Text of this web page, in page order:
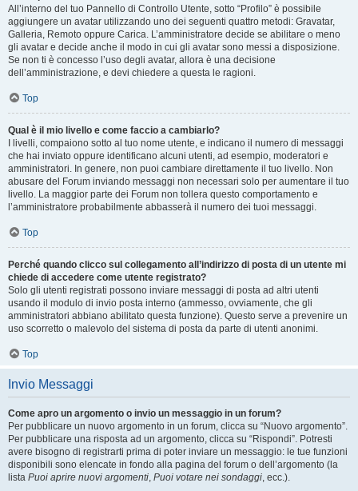
All’interno del tuo Pannello di Controllo Utente, sotto “Profilo” è possibile
aggiungere un avatar utilizzando uno dei seguenti quattro metodi: Gravatar,
Galleria, Remoto oppure Carica. L’amministratore decide se abilitare o meno
gli avatar e decide anche il modo in cui gli avatar sono messi a disposizione.
Se non ti è concesso l’uso degli avatar, allora è una decisione
dell’amministrazione, e devi chiedere a questa le ragioni.
Top
Qual è il mio livello e come faccio a cambiarlo?
I livelli, compaiono sotto al tuo nome utente, e indicano il numero di messaggi
che hai inviato oppure identificano alcuni utenti, ad esempio, moderatori e
amministratori. In genere, non puoi cambiare direttamente il tuo livello. Non
abusare del Forum inviando messaggi non necessari solo per aumentare il tuo
livello. La maggior parte dei Forum non tollera questo comportamento e
l’amministratore probabilmente abbasserà il numero dei tuoi messaggi.
Top
Perché quando clicco sul collegamento all’indirizzo di posta di un utente mi
chiede di accedere come utente registrato?
Solo gli utenti registrati possono inviare messaggi di posta ad altri utenti
usando il modulo di invio posta interno (ammesso, ovviamente, che gli
amministratori abbiano abilitato questa funzione). Questo serve a prevenire un
uso scorretto o malevolo del sistema di posta da parte di utenti anonimi.
Top
Invio Messaggi
Come apro un argomento o invio un messaggio in un forum?
Per pubblicare un nuovo argomento in un forum, clicca su “Nuovo argomento”.
Per pubblicare una risposta ad un argomento, clicca su “Rispondi”. Potresti
avere bisogno di registrarti prima di poter inviare un messaggio: le tue funzioni
disponibili sono elencate in fondo alla pagina del forum o dell’argomento (la
lista Puoi aprire nuovi argomenti, Puoi votare nei sondaggi, ecc.).